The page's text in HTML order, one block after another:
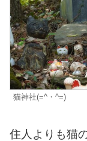
猫神社(=^・^=)
住人よりも猫